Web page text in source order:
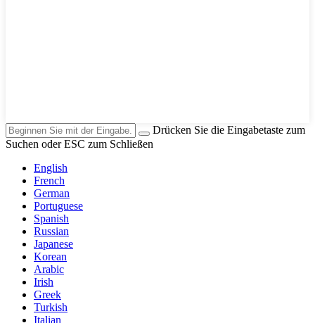
Drücken Sie die Eingabetaste zum
Suchen oder ESC zum Schließen
English
French
German
Portuguese
Spanish
Russian
Japanese
Korean
Arabic
Irish
Greek
Turkish
Italian